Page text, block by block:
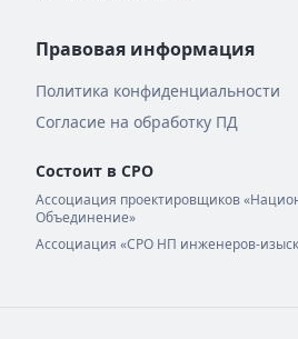
Правовая информация
Политика конфиденциальности
Согласие на обработку ПД
Состоит в СРО
Ассоциация проектировщиков
Объединение»
Ассоциация «СРО НП инженеров-